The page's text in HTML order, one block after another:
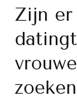
Zijn